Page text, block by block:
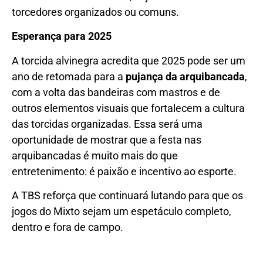
torcedores organizados ou comuns.
Esperança para 2025
A torcida alvinegra acredita que 2025 pode ser um
ano de retomada para a pujança da arquibancada,
com a volta das bandeiras com mastros e de
outros elementos visuais que fortalecem a cultura
das torcidas organizadas. Essa será uma
oportunidade de mostrar que a festa nas
arquibancadas é muito mais do que
entretenimento: é paixão e incentivo ao esporte.
A TBS reforça que continuará lutando para que os
jogos do Mixto sejam um espetáculo completo,
dentro e fora de campo.